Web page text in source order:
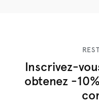
Inscrivez-
obtenez -